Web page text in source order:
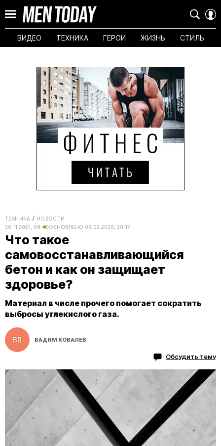
ВИДЕО ТЕХНИКА ГЕРОИ ЖИЗНЬ СТИЛЬ
ТЕХНИКА
НОВОСТИ
30.11.2021, 08:40ОБНОВЛЕНО 08.02.2026, 20:17
Что такое
самовосстанавливающийся
бетон и как он защищает
здоровье?
Материал в числе прочего помогает сократить
выбросы углекислого газа.
ВАДИМ КОВАЛЕВ
Обсудить тему